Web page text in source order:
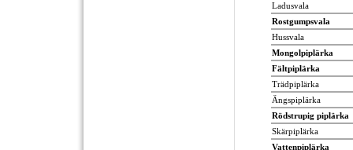
Ladusvala
Rostgumpsvala
Hussvala
Mongolpiplärka
Fältpiplärka
Trädpiplärka
Ängspiplärka
Rödstrupig piplärka
Skärpiplärka
Vattenpiplärka